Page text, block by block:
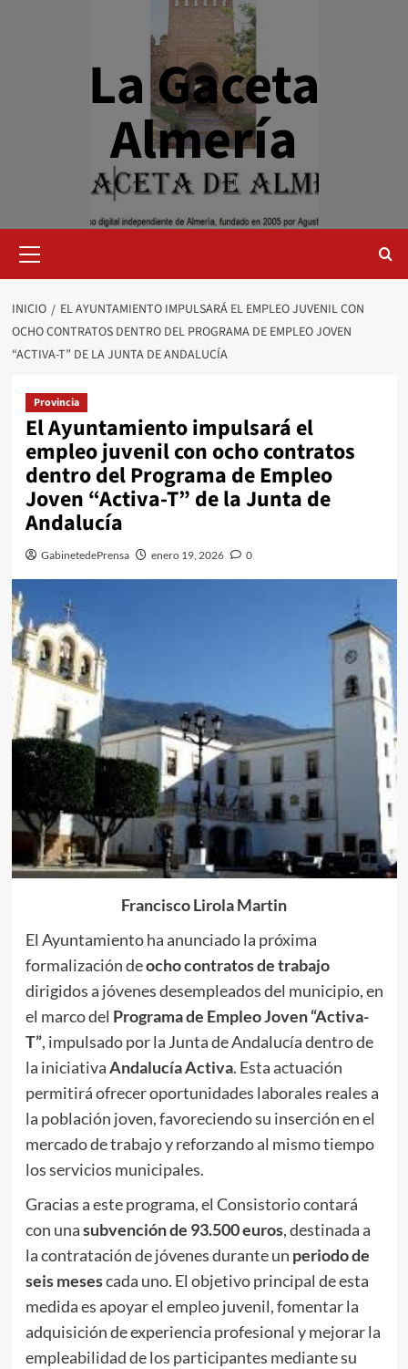
La Gaceta
Almería
primario
INICIO
EL AYUNTAMIENTO IMPULSARÁ EL EMPLEO JUVENIL CON
OCHO CONTRATOS DENTRO DEL PROGRAMA DE EMPLEO JOVEN
“ACTIVA-T” DE LA JUNTA DE ANDALUCÍA
Provincia
El Ayuntamiento impulsará el
empleo juvenil con ocho contratos
dentro del Programa de Empleo
Joven “Activa-T” de la Junta de
Andalucía
GabinetedePrensa enero 19, 2026 0
Francisco Lirola Martin
El Ayuntamiento ha anunciado la próxima
formalización deocho contratos de trabajo
dirigidos a jóvenes desempleados del municipio, en
el marco del Programa de Empleo Joven “Activa-
T”, impulsado por la Junta de Andalucía dentro de
la iniciativaAndalucía Activa. Esta actuación
permitirá ofrecer oportunidades laborales reales a
la población joven, favoreciendo su inserción en el
mercado de trabajo y reforzando al mismo tiempo
los servicios municipales.
Gracias a este programa, el Consistorio contará
con unasubvención de 93.500 euros, destinada a
la contratación de jóvenes durante un periodo de
seis mesescada uno. El objetivo principal de esta
medida es apoyar el empleo juvenil, fomentar la
adquisición de experiencia profesional y mejorar la
empleabilidad de los participantes mediante su